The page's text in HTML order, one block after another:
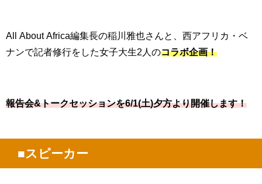
All About Africa編集長の稲川雅也さんと、西アフリカ・ベ
ナンで記者修行をした女子大生2 人のコラボ企画！
報告会&トークセッションを6/1(土)夕方より開催します！
■スピーカー